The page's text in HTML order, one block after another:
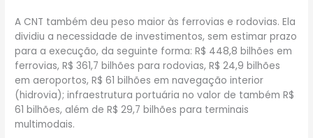
A CNT também deu peso maior às ferrovias e rodovias. Ela
dividiu a necessidade de investimentos, sem estimar prazo
para a execução, da seguinte forma: R$ 448,8 bilhões em
ferrovias, R$ 361,7 bilhões para rodovias, R$ 24,9 bilhões
em aeroportos, R$ 61 bilhões em navegação interior
(hidrovia); infraestrutura portuária no valor de também R$
61 bilhões, além de R$ 29,7 bilhões para terminais
multimodais.